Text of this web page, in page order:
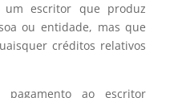
escritor que produz
ou entidade, mas que
créditos relativos
ao escritor